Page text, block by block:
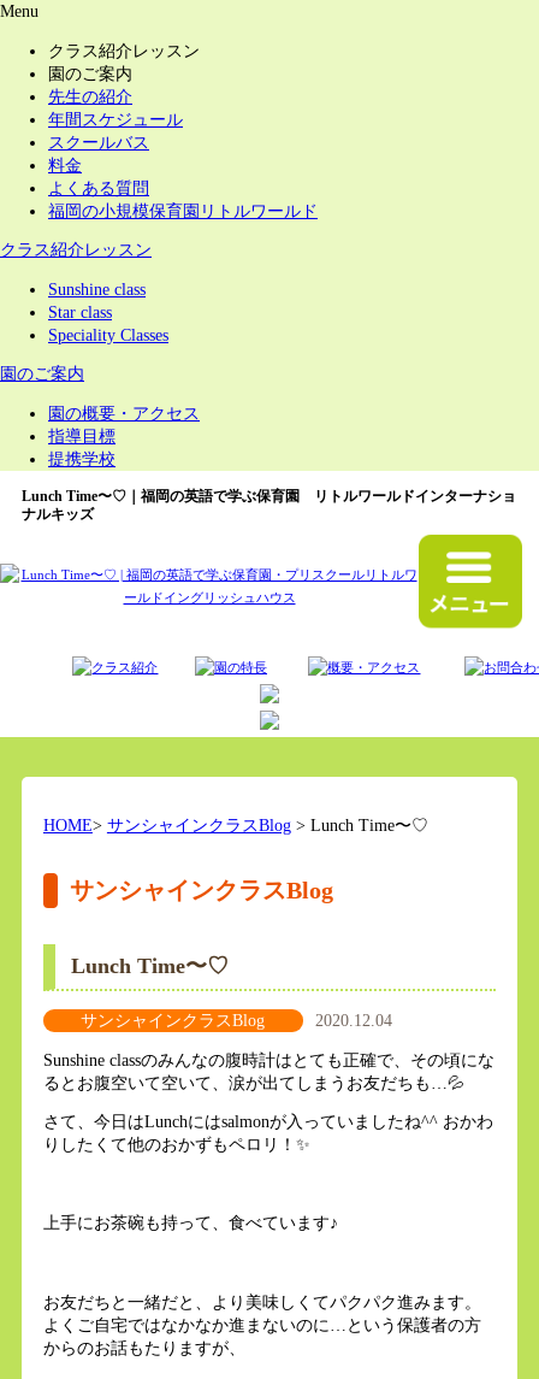
Menu
クラス紹介レッスン
園のご案内
先生の紹介
年間スケジュール
スクールバス
料金
よくある質問
福岡の小規模保育園リトルワールド
クラス紹介レッスン
Sunshine class
Star class
Speciality Classes
園のご案内
園の概要・アクセス
指導目標
提携学校
Lunch Time〜♡｜福岡の英語で学ぶ保育園 リトルワールドインターナショ
ナルキッズ
HOME> サンシャインクラスBlog> Lunch Time〜♡
サンシャインクラスBlog
Lunch Time〜♡
サンシャインクラスBlog 2020.12.04
Sunshine classのみんなの腹時計はとても正確で、その頃にな
るとお腹空いて空いて、涙が出てしまうお友だちも…💦
さて、今日はLunchにはsalmonが入っていましたね^^ おかわ
りしたくて他のおかずもペロリ！✨
上手にお茶碗も持って、食べています♪
お友だちと一緒だと、より美味しくてパクパク進みます。
よくご自宅ではなかなか進まないのに…という保護者の方
からのお話もたりますが、